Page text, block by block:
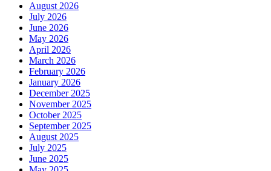
August 2026
July 2026
June 2026
May 2026
April 2026
March 2026
February 2026
January 2026
December 2025
November 2025
October 2025
September 2025
August 2025
July 2025
June 2025